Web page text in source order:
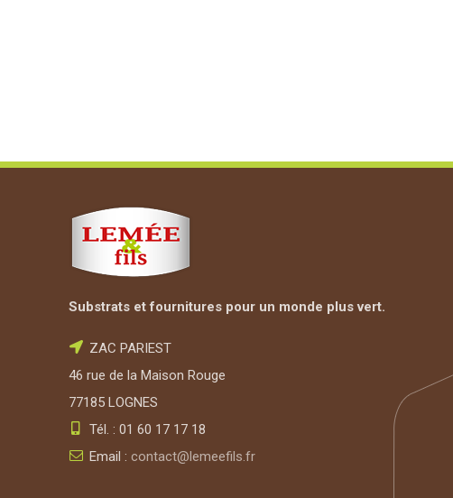
Substrats et fournitures pour un monde plus vert.
ZAC PARIEST
46 rue de la Maison Rouge
77185 LOGNES
Tél. : 01 60 17 17 18
Email : contact@lemeefils.fr